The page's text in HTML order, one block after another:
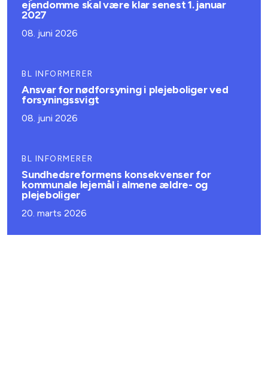
ejendomme skal være klar senest 1. januar
2027
08. juni 2026
BL INFORMERER
Ansvar for nødforsyning i plejeboliger ved
forsyningssvigt
08. juni 2026
BL INFORMERER
Sundhedsreformens konsekvenser for
kommunale lejemål i almene ældre- og
plejeboliger
20. marts 2026